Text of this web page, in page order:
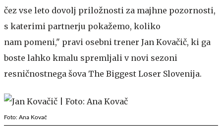
čez vse leto dovolj priložnosti za majhne pozornosti,
s katerimi partnerju pokažemo, koliko
nam pomeni," pravi osebni trener Jan Kovačič, ki ga
boste lahko kmalu spremljali v novi sezoni
resničnostnega šova The Biggest Loser Slovenija.
Foto: Ana Kovač